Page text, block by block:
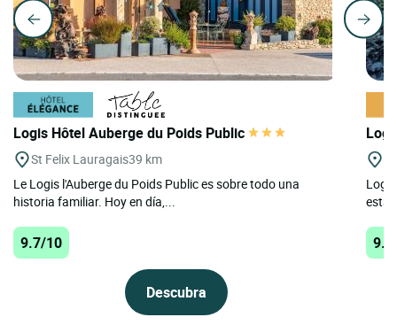
Logis Hôtel Auberge du Poids Public
St Felix Lauragais39 km
Le Logis l'Auberge du Poids Public es sobre todo una
historia familiar. Hoy en día,...
9.7/10
Descubra